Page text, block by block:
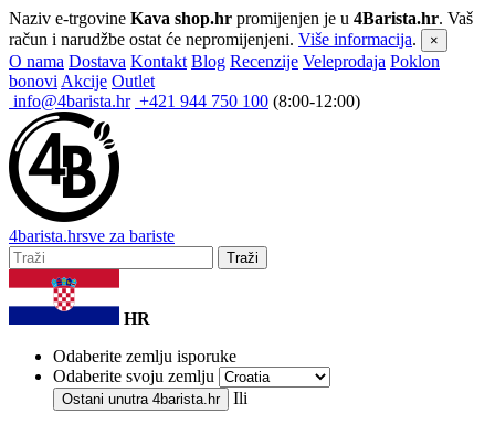
Naziv e-trgovine Kava shop.hr promijenjen je u 4Barista.hr. Vaš
račun i narudžbe ostat će nepromijenjeni. Više informacija. ×
O nama Dostava Kontakt Blog Recenzije Veleprodaja Poklon
bonovi Akcije Outlet
info@4barista.hr +421 944 750 100 (8:00-12:00)
4barista.hrsve za bariste
Traži
HR
Odaberite zemlju isporuke
Odaberite svoju zemlju
Ostani unutra 4barista.hr Ili